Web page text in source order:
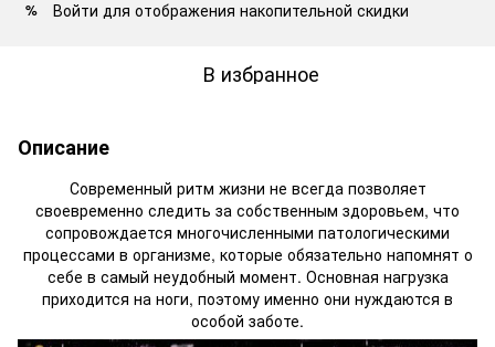
% Войти для отображения накопительной скидки
В избранное
Описание
Современный ритм жизни не всегда позволяет
своевременно следить за собственным здоровьем, что
сопровождается многочисленными патологическими
процессами в организме, которые обязательно напомнят о
себе в самый неудобный момент. Основная нагрузка
приходится на ноги, поэтому именно они нуждаются в
особой заботе.